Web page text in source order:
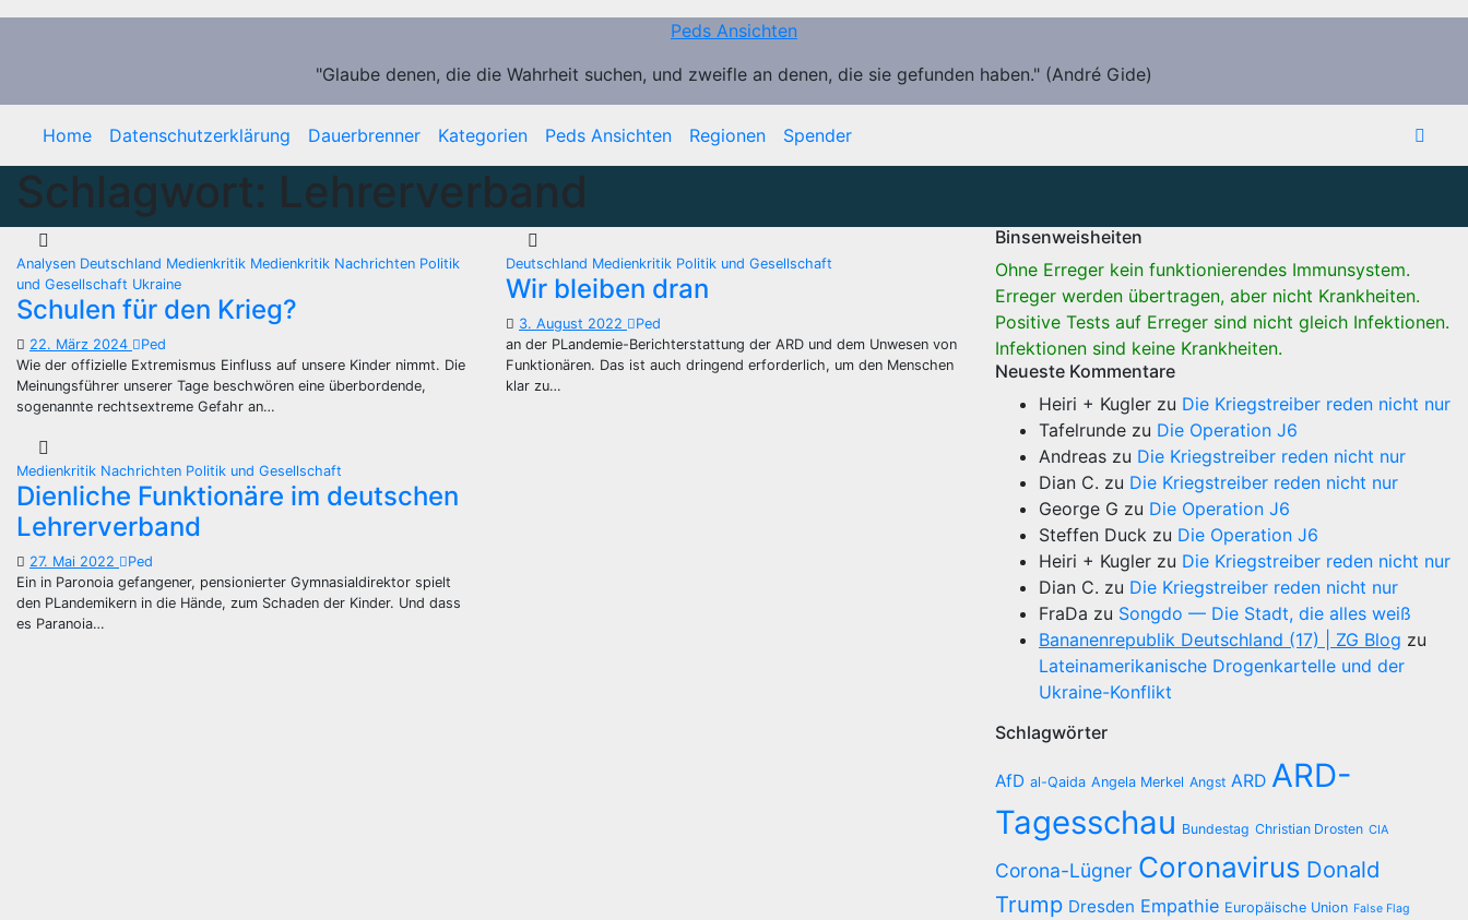
Zum
Peds Ansichten
"Glaube denen, die die Wahrheit suchen, und zweifle an denen, die sie gefunden haben." (André Gide)
Home Datenschutzerklärung Dauerbrenner Kategorien Peds Ansichten Regionen Spender
Schlagwort: Lehrerverband
Analysen Deutschland Medienkritik Medienkritik Nachrichten Politik
und Gesellschaft Ukraine
Schulen für den Krieg?
22. März 2024
Ped
Wie der offizielle Extremismus Einfluss auf unsere Kinder nimmt. Die
Meinungsführer unserer Tage beschwören eine überbordende,
sogenannte rechtsextreme Gefahr an…
Deutschland Medienkritik Politik und Gesellschaft
Wir bleiben dran
3. August 2022
Ped
an der PLandemie-Berichterstattung der ARD und dem Unwesen von
Funktionären. Das ist auch dringend erforderlich, um den Menschen
klar zu…
Medienkritik Nachrichten Politik und Gesellschaft
Dienliche Funktionäre im deutschen
Lehrerverband
27. Mai 2022
Ped
Ein in Paronoia gefangener, pensionierter Gymnasialdirektor spielt
den PLandemikern in die Hände, zum Schaden der Kinder. Und dass
es Paranoia…
Binsenweisheiten
Ohne Erreger kein funktionierendes Immunsystem.
Erreger werden übertragen, aber nicht Krankheiten.
Positive Tests auf Erreger sind nicht gleich Infektionen.
Infektionen sind keine Krankheiten.
Neueste Kommentare
Heiri + Kugler zu Die Kriegstreiber reden nicht nur
Tafelrunde zu Die Operation J6
Andreas zu Die Kriegstreiber reden nicht nur
Dian C. zu Die Kriegstreiber reden nicht nur
George G zu Die Operation J6
Steffen Duck zu Die Operation J6
Heiri + Kugler zu Die Kriegstreiber reden nicht nur
Dian C. zu Die Kriegstreiber reden nicht nur
FraDa zu Songdo — Die Stadt, die alles weiß
Bananenrepublik Deutschland (17) | ZG Blog zu
Lateinamerikanische Drogenkartelle und der
Ukraine-Konflikt
Schlagwörter
AfD al-Qaida Angela Merkel Angst ARD ARD-
Tagesschau Bundestag Christian Drosten CIA
Corona-Lügner Coronavirus Donald
Trump Dresden Empathie Europäische Union False Flag